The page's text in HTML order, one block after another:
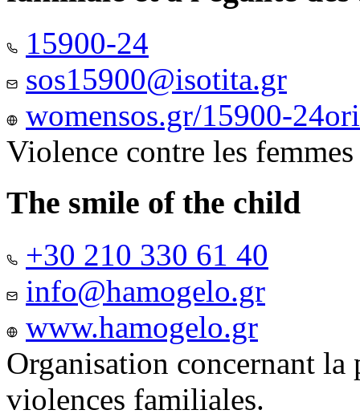
15900-24
sos15900@isotita.gr
womensos.gr/15900-
Violence contre les femmes
The smile of the child
+30 210 330 61 40
info@hamogelo.gr
www.hamogelo.gr
Organisation concernant
violences familiales.